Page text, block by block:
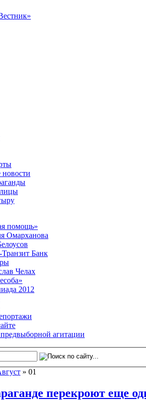
помощь»
Омарханова
Банк
Челах
2012
агитации
» 01
перекроют еще